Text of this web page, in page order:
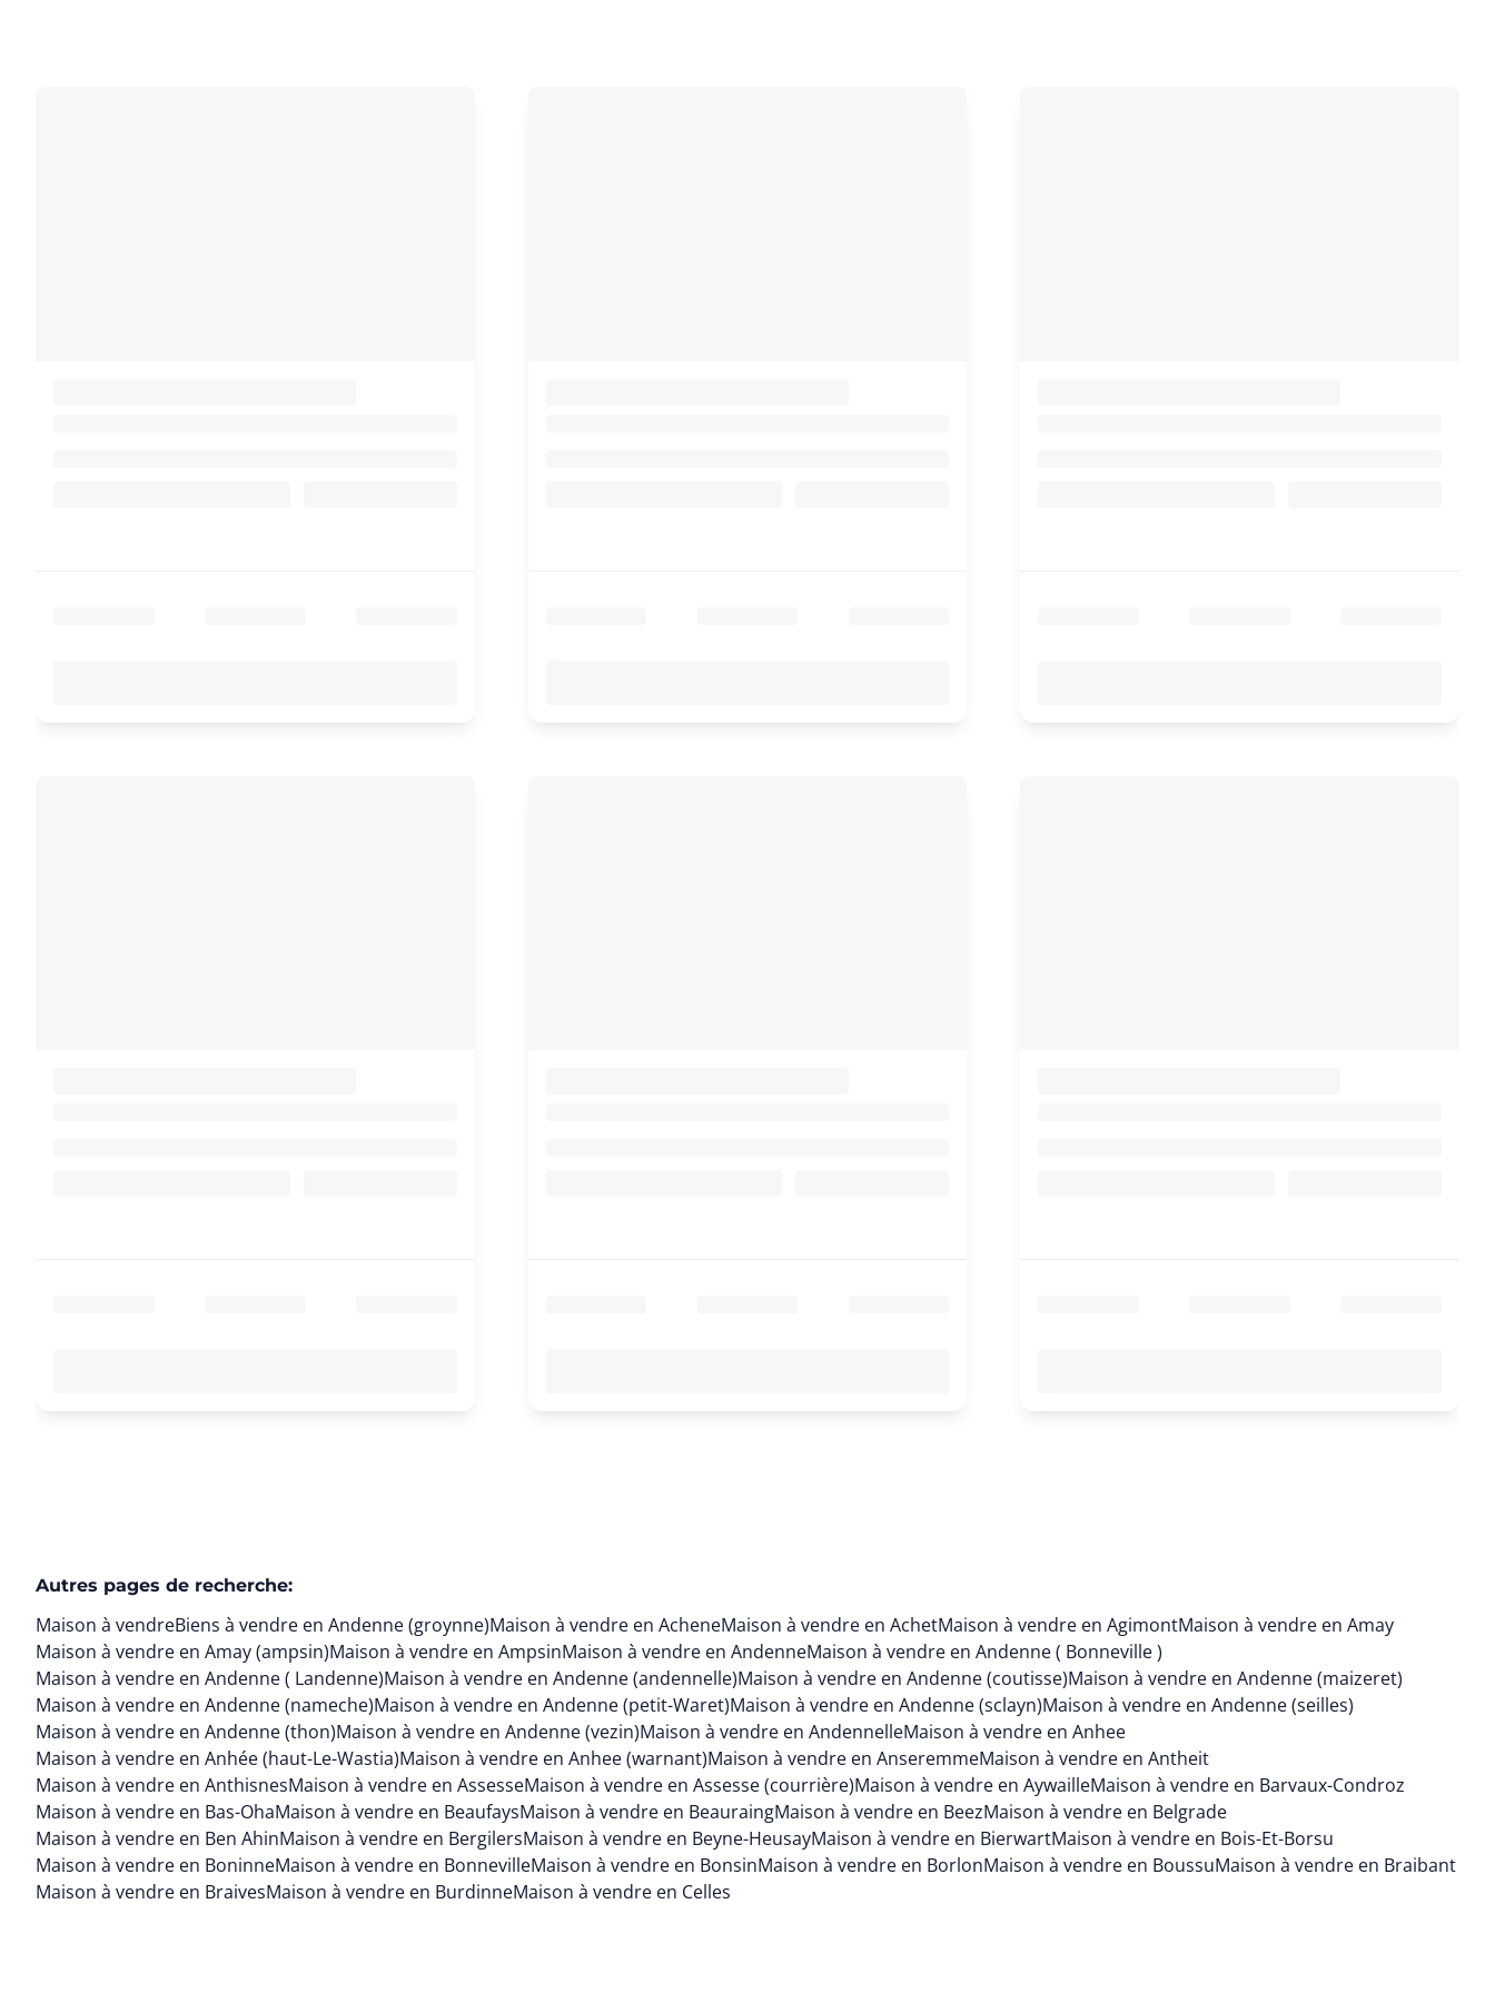
Autres pages de recherche:
Maison à vendreBiens à vendre en Andenne (groynne)Maison à vendre en AcheneMaison à vendre en AchetMaison à vendre en AgimontMaison à vendre en Amay
Maison à vendre en Amay (ampsin)Maison à vendre en AmpsinMaison à vendre en AndenneMaison à vendre en Andenne ( Bonneville )
Maison à vendre en Andenne ( Landenne)Maison à vendre en Andenne (andennelle)Maison à vendre en Andenne (coutisse)Maison à vendre en Andenne (maizeret)
Maison à vendre en Andenne (nameche)Maison à vendre en Andenne (petit-Waret)Maison à vendre en Andenne (sclayn)Maison à vendre en Andenne (seilles)
Maison à vendre en Andenne (thon)Maison à vendre en Andenne (vezin)Maison à vendre en AndennelleMaison à vendre en Anhee
Maison à vendre en Anhée (haut-Le-Wastia)Maison à vendre en Anhee (warnant)Maison à vendre en AnseremmeMaison à vendre en Antheit
Maison à vendre en AnthisnesMaison à vendre en AssesseMaison à vendre en Assesse (courrière)Maison à vendre en AywailleMaison à vendre en Barvaux-Condroz
Maison à vendre en Bas-OhaMaison à vendre en BeaufaysMaison à vendre en BeauraingMaison à vendre en BeezMaison à vendre en Belgrade
Maison à vendre en Ben AhinMaison à vendre en BergilersMaison à vendre en Beyne-HeusayMaison à vendre en BierwartMaison à vendre en Bois-Et-Borsu
Maison à vendre en BoninneMaison à vendre en BonnevilleMaison à vendre en BonsinMaison à vendre en BorlonMaison à vendre en BoussuMaison à vendre en Braibant
Maison à vendre en BraivesMaison à vendre en BurdinneMaison à vendre en Celles